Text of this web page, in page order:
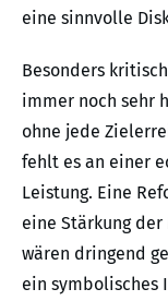
eine sinnvolle
Besonders
immer noch sehr
ohne jede
fehlt es an einer
Leistung. Eine
eine Stärkung
wären dringend
ein